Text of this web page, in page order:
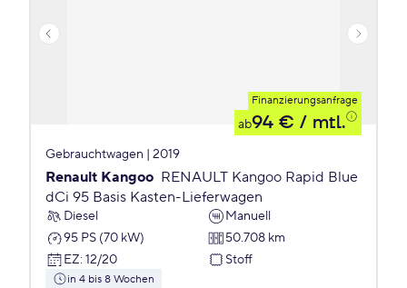
Finanzierungsanfrage
ab94 € / mtl.
Gebrauchtwagen | 2019
Renault Kangoo RENAULT Kangoo Rapid Blue
dCi 95 Basis Kasten-Lieferwagen
Diesel
Manuell
95 PS (70 kW)
50.708 km
EZ: 12/20 Stoff
in 4 bis 8 Wochen